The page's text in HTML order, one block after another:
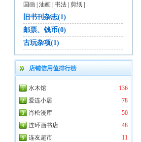
国画 油画 书法 剪纸
旧书刊杂志(1)
邮票、钱币(0)
古玩杂项(1)
店铺信用值排行榜
水木馆
136
爱连小居
78
肖松漫库
50
连环画书店
48
连友超市
11